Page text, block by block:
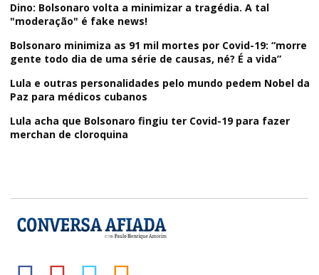
Dino: Bolsonaro volta a minimizar a tragédia. A tal
"moderação" é fake news!
Bolsonaro minimiza as 91 mil mortes por Covid-19: “morre
gente todo dia de uma série de causas, né? É a vida”
Lula e outras personalidades pelo mundo pedem Nobel da
Paz para médicos cubanos
Lula acha que Bolsonaro fingiu ter Covid-19 para fazer
merchan de cloroquina